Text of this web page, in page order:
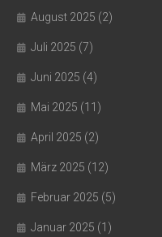
August 2025 (2)
Juli 2025 (7)
Juni 2025 (4)
Mai 2025 (11)
April 2025 (2)
März 2025 (12)
Februar 2025 (5)
Januar 2025 (1)